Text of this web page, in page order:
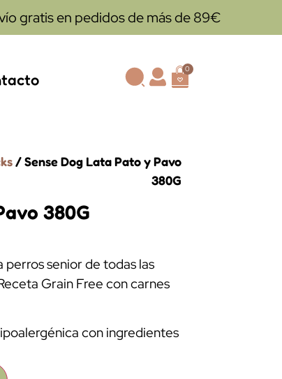
gratis en pedidos de más de 89€
0
/ Sense Dog Lata Pato y Pavo
380G
380G
senior de todas las
Grain Free con carnes
con ingredientes